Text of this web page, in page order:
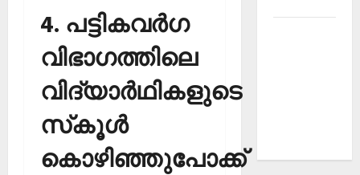
4. പട്ടികവര്‍ഗ
വിഭാഗത്തിലെ
വിദ്യാര്‍ഥികളുടെ
സ്‌കൂള്‍
കൊഴിഞ്ഞുപോക്ക്